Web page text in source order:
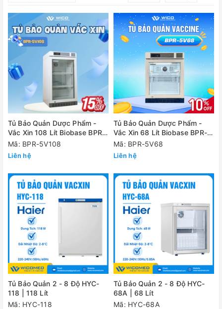
Tủ Bảo Quản Dược Phẩm -
Vắc Xin 108 Lít Biobase BPR-
5V108
Mã: BPR-5V108
Liên hệ
Tủ Bảo Quản Dược Phẩm -
Vắc Xin 68 Lít Biobase BPR-
5V68
Mã: BPR-5V68
Liên hệ
Tủ Bảo Quản 2 - 8 Độ HYC-
118 | 118 Lít
Mã: HYC-118
Tủ Bảo Quản 2 - 8 Độ HYC-
68A | 68 Lít
Mã: HYC-68A